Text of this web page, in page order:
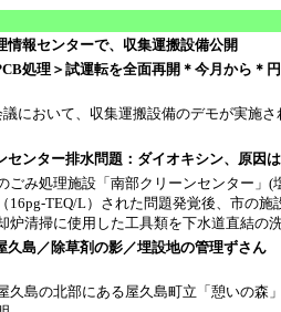
情報センターで、収集運搬設備公開
処理＞試運転を全面再開＊今月から＊
において、収集運搬設備のデモが実施
センター排水問題：ダイオキシン、原因
み処理施設「南部クリーンセンター」(
16pg-TEQ/L）された問題発覚後、市の
炉清掃に使用した工具類を下水道直結の
久島／除草剤の影／埋設地の管理ずさん
島の北部にある屋久島町立「憩いの森